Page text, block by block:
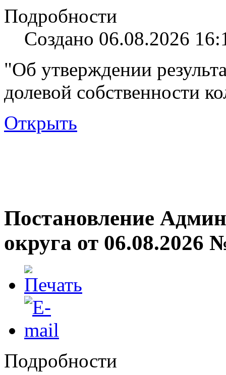
Подробности
Создано 06.08.2026
"Об утверждении
долевой собственности
Открыть
Постановление
округа от 06.08.2026
Подробности